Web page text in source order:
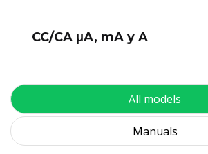
CC/CA μA, mA y A
All models
Manuals